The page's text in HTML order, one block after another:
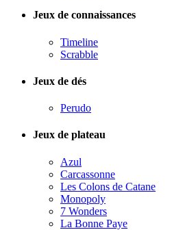
Jeux de connaissances
Timeline
Scrabble
Jeux de dés
Perudo
Jeux de plateau
Azul
Carcassonne
Les Colons de Catane
Monopoly
7 Wonders
La Bonne Paye